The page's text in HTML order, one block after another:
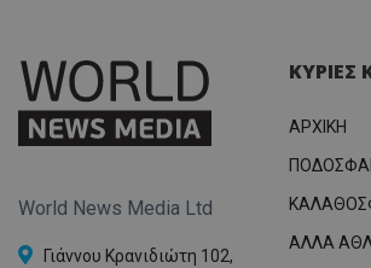
World News Media Ltd
Γιάννου Κρανιδιώτη 102,
ΚΥΡΙΕΣ
ΑΡΧΙΚΗ
ΑΛΛΑ